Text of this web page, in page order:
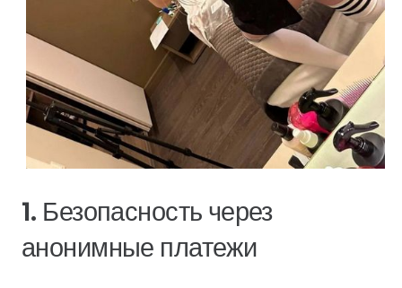
1. Безопасность через
анонимные платежи